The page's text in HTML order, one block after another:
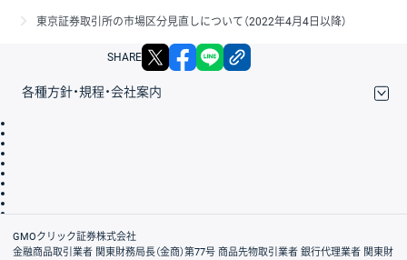
東京証券取引所の市場区分見直しについて（2022年4月4日以降）
SHARE X facebook
各種方針・規程・会社案内
会社案内
GMOクリック証券株式会社
金融商品取引業者 関東財務局長（金商）第77号 商品先物取引業者 銀行代理業者 関東財